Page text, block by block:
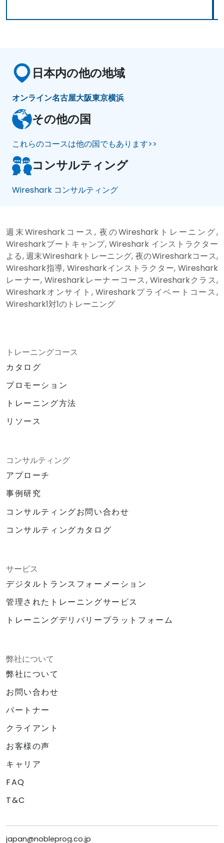
日本内の他の地域
オンライン名古屋大阪東京横浜
その他の国
これらのコースは他の国でもあります>>
コンサルティング
Wireshark コンサルティング
週末Wiresharkコース, 夜のWiresharkトレーニング,
Wiresharkブートキャンプ, Wireshark インストラクター
よる, 週末Wiresharkトレーニング, 夜のWiresharkコース,
Wireshark指導, Wiresharkインストラクター, Wireshark
レーナー, Wiresharkレーナーコース, Wiresharkクラス,
Wiresharkオンサイト, Wiresharkプライベートコース,
Wireshark1対1のトレーニング
トレーニングコース
カタログ
プロモーション
トレーニング方法
リソース
コンサルティング
アプローチ
事例研究
コンサルティングお問い合わせ
コンサルティングカタログ
サービス
デジタルトランスフォーメーション
管理されたトレーニングサービス
トレーニングデリバリープラットフォーム
弊社について
弊社について
お問い合わせ
パートナー
クライアント
お客様の声
キャリア
FAQ
T&C
japan@nobleprog.co.jp